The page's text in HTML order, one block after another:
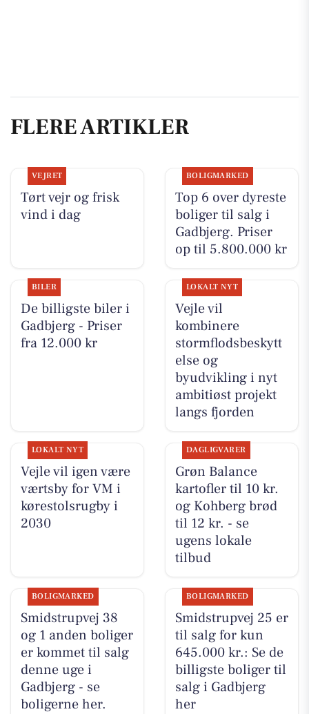
FLERE ARTIKLER
VEJRET
Tørt vejr og frisk
vind i dag
BOLIGMARKED
Top 6 over dyreste
boliger til salg i
Gadbjerg. Priser
op til 5.800.000 kr
BILER
De billigste biler i
Gadbjerg - Priser
fra 12.000 kr
LOKALT NYT
Vejle vil
kombinere
stormflodsbeskytt
else og
byudvikling i nyt
ambitiøst projekt
langs fjorden
LOKALT NYT
Vejle vil igen være
værtsby for VM i
kørestolsrugby i
2030
DAGLIGVARER
Grøn Balance
kartofler til 10 kr.
og Kohberg brød
til 12 kr. - se
ugens lokale
tilbud
BOLIGMARKED
Smidstrupvej 38
og 1 anden boliger
er kommet til salg
denne uge i
Gadbjerg - se
boligerne her.
BOLIGMARKED
Smidstrupvej 25 er
til salg for kun
645.000 kr.: Se de
billigste boliger til
salg i Gadbjerg
her